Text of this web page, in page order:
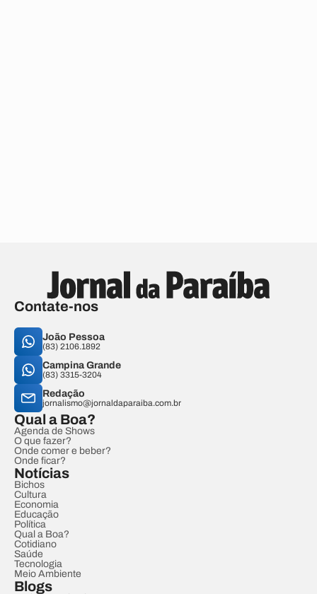
Contate-nos
João Pessoa
(83) 2106.1892
Campina Grande
(83) 3315-3204
Redação
jornalismo@jornaldaparaiba.com.br
Qual a Boa?
Agenda de Shows
O que fazer?
Onde comer e beber?
Onde ficar?
Notícias
Bichos
Cultura
Economia
Educação
Política
Qual a Boa?
Cotidiano
Saúde
Tecnologia
Meio Ambiente
Blogs